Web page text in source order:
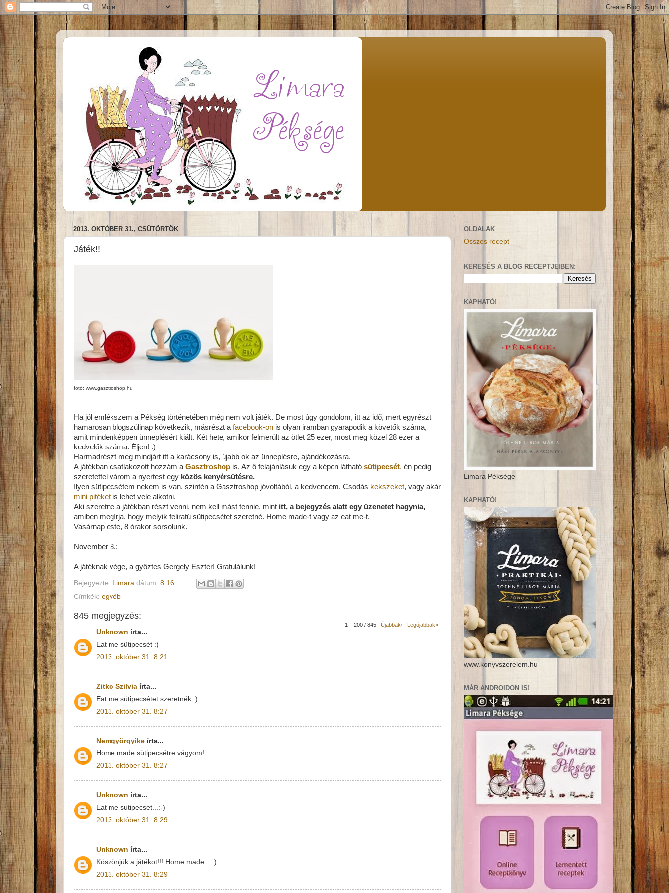
2013. OKTÓBER 31., CSÜTÖRTÖK
Játék!!
fotó: www.gasztroshop.hu
Ha jól emlékszem a Pékség történetében még nem volt játék. De most úgy gondolom, itt az idő, mert egyrészt
hamarosan blogszülinap következik, másrészt a facebook-on is olyan iramban gyarapodik a követők száma,
amit mindenképpen ünneplésért kiált. Két hete, amikor felmerült az ötlet 25 ezer, most meg közel 28 ezer a
kedvelők száma. Éljen! :)
Harmadrészt meg mindjárt itt a karácsony is, újabb ok az ünneplésre, ajándékozásra.
A játékban csatlakozott hozzám a Gasztroshop is. Az ő felajánlásuk egy a képen látható sütipecsét, én pedig
szeretettel várom a nyertest egy közös kenyérsütésre.
Ilyen sütipecsétem nekem is van, szintén a Gasztroshop jóvoltából, a kedvencem. Csodás kekszeket, vagy akár
mini pitéket is lehet vele alkotni.
Aki szeretne a játékban részt venni, nem kell mást tennie, mint itt, a bejegyzés alatt egy üzenetet hagynia,
amiben megírja, hogy melyik feliratú sütipecsétet szeretné. Home made-t vagy az eat me-t.
Vasárnap este, 8 órakor sorsolunk.
November 3.:
A játéknak vége, a győztes Gergely Eszter! Gratulálunk!
Bejegyezte: Limara dátum: 8:16
Címkék: egyéb
845 megjegyzés:
1 – 200 / 845 Újabbak› Legújabbak»
Unknown írta...
Eat me sütipecsét :)
2013. október 31. 8:21
Zitko Szilvia írta...
Eat me sütipecsétet szeretnék :)
2013. október 31. 8:27
Nemgyörgyike írta...
Home made sütipecsétre vágyom!
2013. október 31. 8:27
Unknown írta...
Eat me sutipecset...:-)
2013. október 31. 8:29
Unknown írta...
Köszönjük a játékot!!! Home made... :)
2013. október 31. 8:29
OLDALAK
Összes recept
KERESÉS A BLOG RECEPTJEIBEN:
KAPHATÓ!
Limara Péksége
KAPHATÓ!
www.konyvszerelem.hu
MÁR ANDROIDON IS!